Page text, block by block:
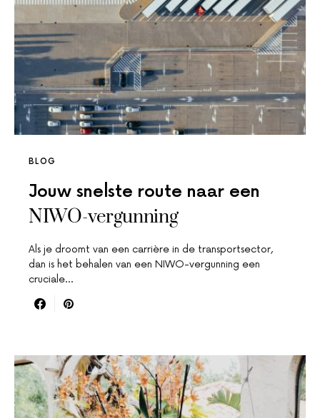
BLOG
Jouw snelste route naar een
NIWO-vergunning
Als je droomt van een carrière in de transportsector,
dan is het behalen van een NIWO-vergunning een
cruciale…